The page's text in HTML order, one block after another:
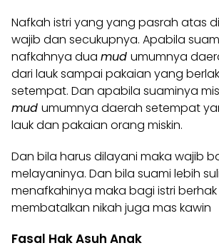
Nafkah istri yang yang pasrah atas
wajib dan secukupnya. Apabila
nafkahnya dua mud umumnya
dari lauk sampai pakaian yang
setempat. Dan apabila suaminya
mud umumnya daerah setempat
lauk dan pakaian orang miskin.
Dan bila harus dilayani maka wajib
melayaninya. Dan bila suami lebih
menafkahinya maka bagi istri
membatalkan nikah juga mas kawin
Fasal Hak Asuh Anak